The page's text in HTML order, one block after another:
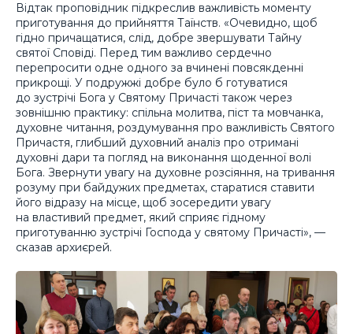
Відтак проповідник підкреслив важливість моменту
приготування до прийняття Таїнств. «Очевидно, щоб
гідно причащатися, слід, добре звершувати Тайну
святої Сповіді. Перед тим важливо сердечно
перепросити одне одного за вчинені повсякденні
прикрощі. У подружжі добре було б готуватися
до зустрічі Бога у Святому Причасті також через
зовнішню практику: спільна молитва, піст та мовчанка,
духовне читання, роздумування про важливість Святого
Причастя, глибший духовний аналіз про отримані
духовні дари та погляд на виконання щоденної волі
Бога. Звернути увагу на духовне розсіяння, на тривання
розуму при байдужих предметах, старатися ставити
його відразу на місце, щоб зосередити увагу
на властивий предмет, який сприяє гідному
приготуванню зустрічі Господа у святому Причасті», —
сказав архиєрей.